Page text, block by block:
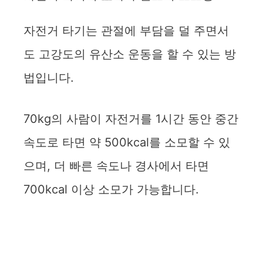
자전거 타기는 관절에 부담을 덜 주면서
도 고강도의 유산소 운동을 할 수 있는 방
법입니다.
70kg의 사람이 자전거를 1시간 동안 중간
속도로 타면 약 500kcal를 소모할 수 있
으며, 더 빠른 속도나 경사에서 타면
700kcal 이상 소모가 가능합니다.